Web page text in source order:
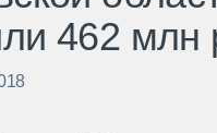
462 млн